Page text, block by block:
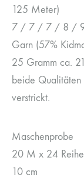
125 Meter)
7 / 7 / 7 / 8 / 9
Garn (57%
25 Gramm ca.
beide Qualitäten
verstrickt.
Maschenprobe
20 M x 24
10 cm